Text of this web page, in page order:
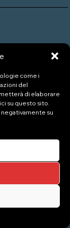
come i
del
di elaborare
su questo sito.
su
Gelateria
consenso